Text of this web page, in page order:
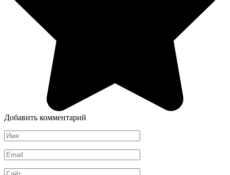
Добавить комментарий
Имя
*
Email
*
Сайт